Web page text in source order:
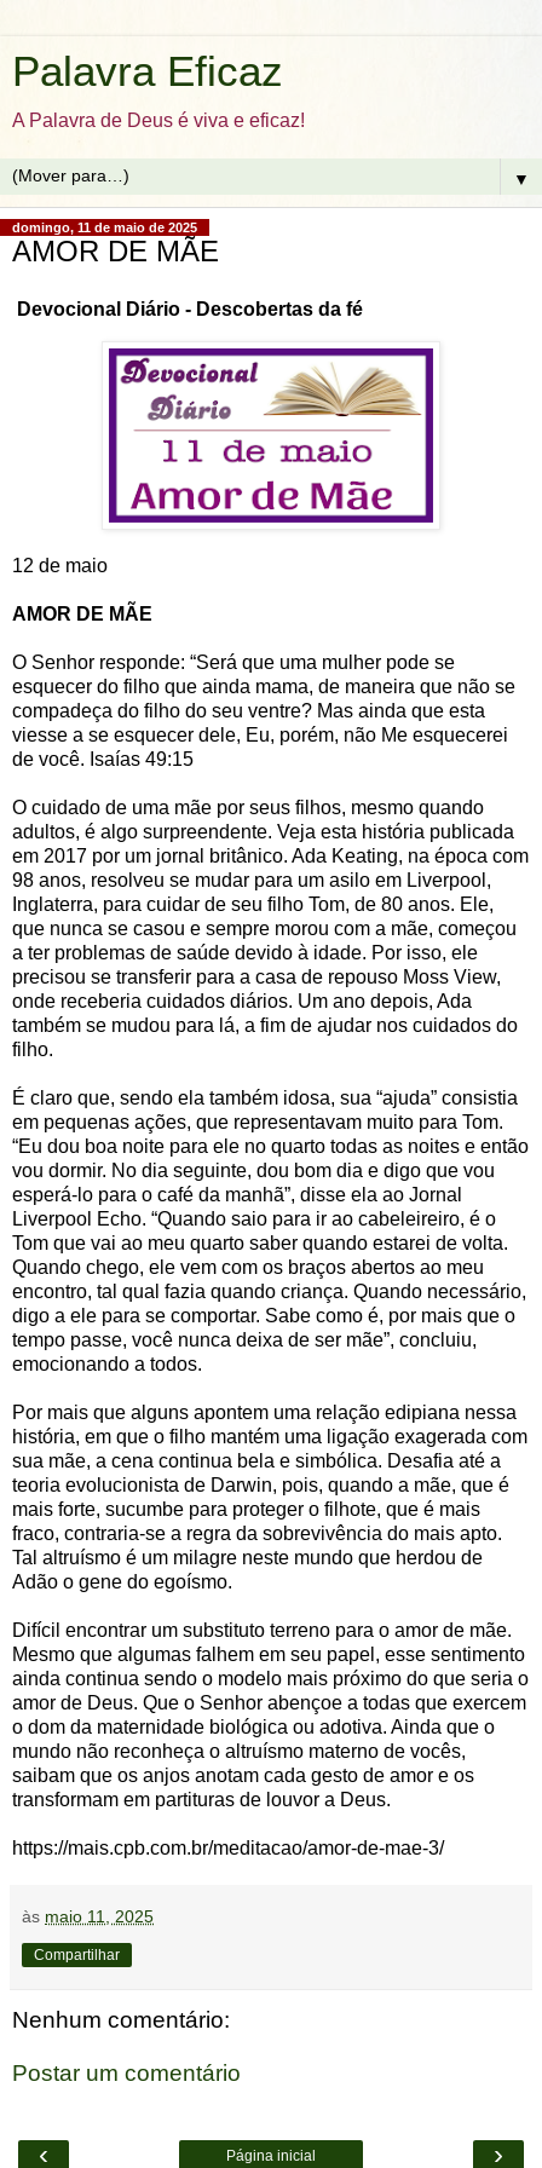
Palavra Eficaz
A Palavra de Deus é viva e eficaz!
▼
domingo, 11 de maio de 2025
AMOR DE MÃE
Devocional Diário - Descobertas da fé
12 de maio
AMOR DE MÃE
O Senhor responde: “Será que uma mulher pode se
esquecer do filho que ainda mama, de maneira que não se
compadeça do filho do seu ventre? Mas ainda que esta
viesse a se esquecer dele, Eu, porém, não Me esquecerei
de você. Isaías 49:15
O cuidado de uma mãe por seus filhos, mesmo quando
adultos, é algo surpreendente. Veja esta história publicada
em 2017 por um jornal britânico. Ada Keating, na época com
98 anos, resolveu se mudar para um asilo em Liverpool,
Inglaterra, para cuidar de seu filho Tom, de 80 anos. Ele,
que nunca se casou e sempre morou com a mãe, começou
a ter problemas de saúde devido à idade. Por isso, ele
precisou se transferir para a casa de repouso Moss View,
onde receberia cuidados diários. Um ano depois, Ada
também se mudou para lá, a fim de ajudar nos cuidados do
filho.
É claro que, sendo ela também idosa, sua “ajuda” consistia
em pequenas ações, que representavam muito para Tom.
“Eu dou boa noite para ele no quarto todas as noites e então
vou dormir. No dia seguinte, dou bom dia e digo que vou
esperá-lo para o café da manhã”, disse ela ao Jornal
Liverpool Echo. “Quando saio para ir ao cabeleireiro, é o
Tom que vai ao meu quarto saber quando estarei de volta.
Quando chego, ele vem com os braços abertos ao meu
encontro, tal qual fazia quando criança. Quando necessário,
digo a ele para se comportar. Sabe como é, por mais que o
tempo passe, você nunca deixa de ser mãe”, concluiu,
emocionando a todos.
Por mais que alguns apontem uma relação edipiana nessa
história, em que o filho mantém uma ligação exagerada com
sua mãe, a cena continua bela e simbólica. Desafia até a
teoria evolucionista de Darwin, pois, quando a mãe, que é
mais forte, sucumbe para proteger o filhote, que é mais
fraco, contraria-se a regra da sobrevivência do mais apto.
Tal altruísmo é um milagre neste mundo que herdou de
Adão o gene do egoísmo.
Difícil encontrar um substituto terreno para o amor de mãe.
Mesmo que algumas falhem em seu papel, esse sentimento
ainda continua sendo o modelo mais próximo do que seria o
amor de Deus. Que o Senhor abençoe a todas que exercem
o dom da maternidade biológica ou adotiva. Ainda que o
mundo não reconheça o altruísmo materno de vocês,
saibam que os anjos anotam cada gesto de amor e os
transformam em partituras de louvor a Deus.
https://mais.cpb.com.br/meditacao/amor-de-mae-3/
às maio 11, 2025
Compartilhar
Nenhum comentário:
Postar um comentário
‹ ›
Página inicial